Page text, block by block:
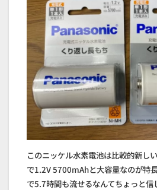
このニッケル水素電池は比較的新し
で1.2V 5700mAhと大容量なのが特
で5.7時間も流せるなんてちょっと